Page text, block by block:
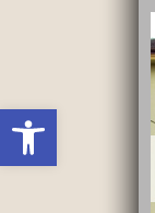
Deschide bara de unelte